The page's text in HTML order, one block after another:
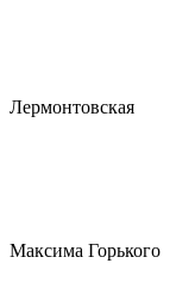
Лермонтовская
Максима Горького